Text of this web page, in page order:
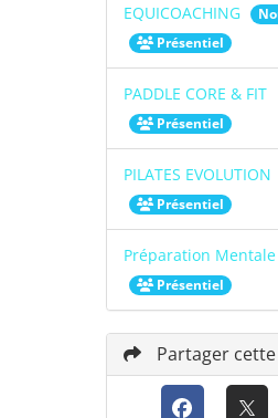
EQUICOACHING
Présentiel
PADDLE CORE & FIT
Présentiel
PILATES EVOLUTION
Présentiel
Préparation Mentale
Présentiel
Partager